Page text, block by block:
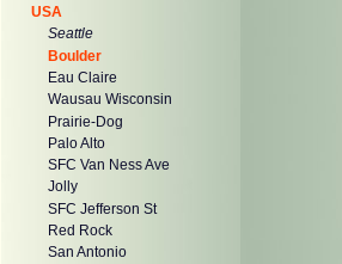
USA
Seattle
Boulder
Eau Claire
Wausau Wisconsin
Prairie-Dog
Palo Alto
SFC Van Ness Ave
Jolly
SFC Jefferson St
Red Rock
San Antonio